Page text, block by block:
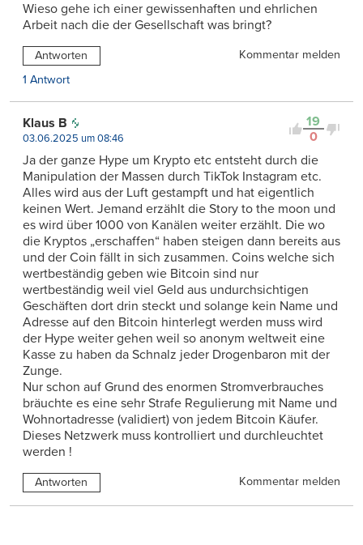
Wieso gehe ich einer gewissenhaften und ehrlichen
Arbeit nach die der Gesellschaft was bringt?
Antworten
Kommentar melden
1 Antwort
19
0
Klaus B
03.06.2025 um 08:46
Ja der ganze Hype um Krypto etc entsteht durch die
Manipulation der Massen durch TikTok Instagram etc.
Alles wird aus der Luft gestampft und hat eigentlich
keinen Wert. Jemand erzählt die Story to the moon und
es wird über 1000 von Kanälen weiter erzählt. Die wo
die Kryptos „erschaffen“ haben steigen dann bereits aus
und der Coin fällt in sich zusammen. Coins welche sich
wertbeständig geben wie Bitcoin sind nur
wertbeständig weil viel Geld aus undurchsichtigen
Geschäften dort drin steckt und solange kein Name und
Adresse auf den Bitcoin hinterlegt werden muss wird
der Hype weiter gehen weil so anonym weltweit eine
Kasse zu haben da Schnalz jeder Drogenbaron mit der
Zunge.
Nur schon auf Grund des enormen Stromverbrauches
bräuchte es eine sehr Strafe Regulierung mit Name und
Wohnortadresse (validiert) von jedem Bitcoin Käufer.
Dieses Netzwerk muss kontrolliert und durchleuchtet
werden !
Antworten Kommentar melden